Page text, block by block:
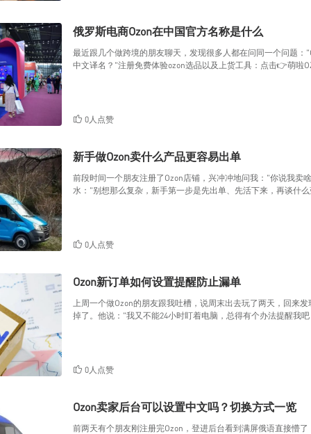
俄罗斯电商Ozon在中国官方名称是什么
最近跟几个做跨境的朋友聊天，发现很多人都在问同一个问题
中文译名？"注册免费体验ozon选品以及上货工具：点击👉萌啦
0人点赞
新手做Ozon卖什么产品更容易出单
前段时间一个朋友注册了Ozon店铺，兴冲冲地问我："你说我
水："别想那么复杂，新手第一步是先出单、先活下来，再谈什
0人点赞
Ozon新订单如何设置提醒防止漏单
上周一个做Ozon的朋友跟我吐槽，说周末出去玩了两天，回来
掉了。他说："我又不能24小时盯着电脑，总得有个办法提醒我
0人点赞
Ozon卖家后台可以设置中文吗？切换方式一览
前两天有个朋友刚注册完Ozon，登进后台看到满屏俄语直接懵